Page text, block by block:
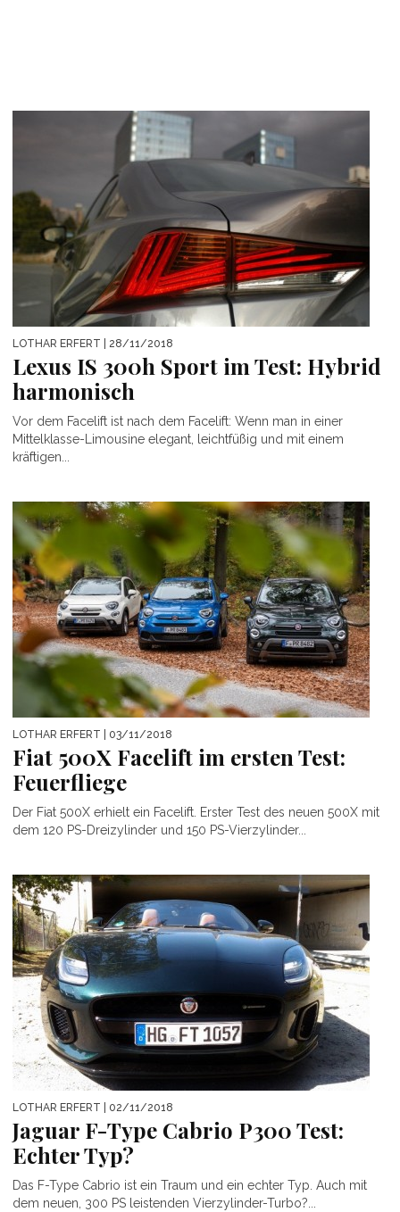
LOTHAR ERFERT | 28/11/2018
Lexus IS 300h Sport im Test: Hybrid
harmonisch
Vor dem Facelift ist nach dem Facelift: Wenn man in einer
Mittelklasse-Limousine elegant, leichtfüßig und mit einem
kräftigen...
LOTHAR ERFERT | 03/11/2018
Fiat 500X Facelift im ersten Test:
Feuerfliege
Der Fiat 500X erhielt ein Facelift. Erster Test des neuen 500X mit
dem 120 PS-Dreizylinder und 150 PS-Vierzylinder...
LOTHAR ERFERT | 02/11/2018
Jaguar F-Type Cabrio P300 Test:
Echter Typ?
Das F-Type Cabrio ist ein Traum und ein echter Typ. Auch mit
dem neuen, 300 PS leistenden Vierzylinder-Turbo?...